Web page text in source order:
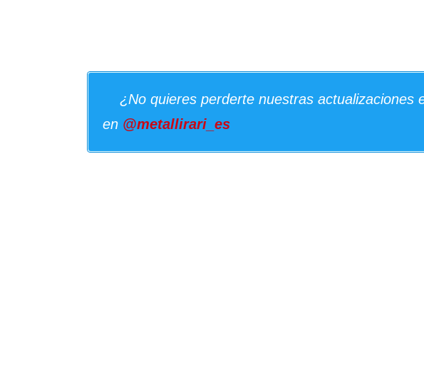
¿No quieres perderte nuestras actualizaciones
en @metallirari_es